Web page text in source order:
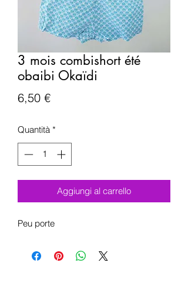
3 mois combishort été
obaibi Okaïdi
6,50 €Prezzo
Quantità *
Aggiungi al carrello
Peu porte